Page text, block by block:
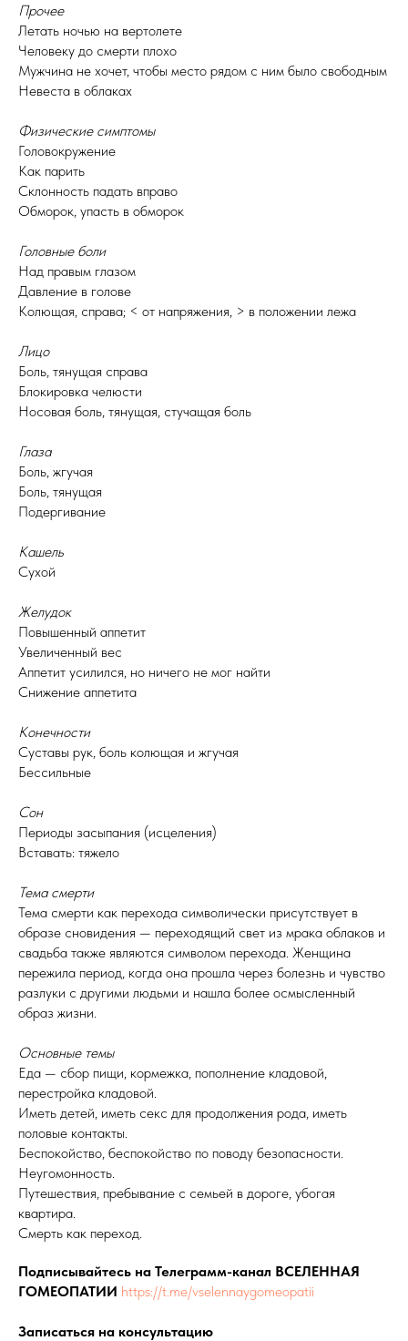
Прочее
Летать ночью на вертолете
Человеку до смерти плохо
Мужчина не хочет, чтобы место рядом с ним было свободным
Невеста в облаках
Физические симптомы
Головокружение
Как парить
Склонность падать вправо
Обморок, упасть в обморок
Головные боли
Над правым глазом
Давление в голове
Колющая, справа; < от напряжения, > в положении лежа
Лицо
Боль, тянущая справа
Блокировка челюсти
Носовая боль, тянущая, стучащая боль
Глаза
Боль, жгучая
Боль, тянущая
Подергивание
Кашель
Сухой
Желудок
Повышенный аппетит
Увеличенный вес
Аппетит усилился, но ничего не мог найти
Снижение аппетита
Конечности
Суставы рук, боль колющая и жгучая
Бессильные
Сон
Периоды засыпания (исцеления)
Вставать: тяжело
Тема смерти
Тема смерти как перехода символически присутствует в
образе сновидения — переходящий свет из мрака облаков и
свадьба также являются символом перехода. Женщина
пережила период, когда она прошла через болезнь и чувство
разлуки с другими людьми и нашла более осмысленный
образ жизни.
Основные темы
Еда — сбор пищи, кормежка, пополнение кладовой,
перестройка кладовой.
Иметь детей, иметь секс для продолжения рода, иметь
половые контакты.
Беспокойство, беспокойство по поводу безопасности.
Неугомонность.
Путешествия, пребывание с семьей в дороге, убогая
квартира.
Смерть как переход.
Подписывайтесь на Телеграмм-канал ВСЕЛЕННАЯ
ГОМЕОПАТИИ https://t.me/vselennaygomeopatii
Записаться на консультацию